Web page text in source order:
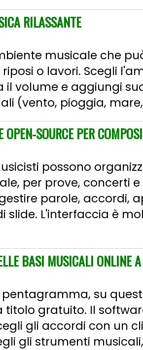
RILASSANTE
musicale che
o lavori. Scegli
il volume e aggiungi
(vento, pioggia,
SOURCE PER
possono
per prove, concerti e
parole, accordi,
slide. L'interfaccia è
BASI MUSICALI ONLINE
pentagramma, su
gratuito. Il
gli accordi con un
gli strumenti